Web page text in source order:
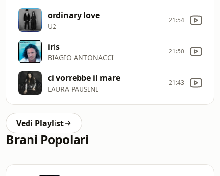
ordinary love
U2
21:54
iris
BIAGIO ANTONACCI
21:50
ci vorrebbe il mare
LAURA PAUSINI
21:43
Vedi Playlist
Brani Popolari